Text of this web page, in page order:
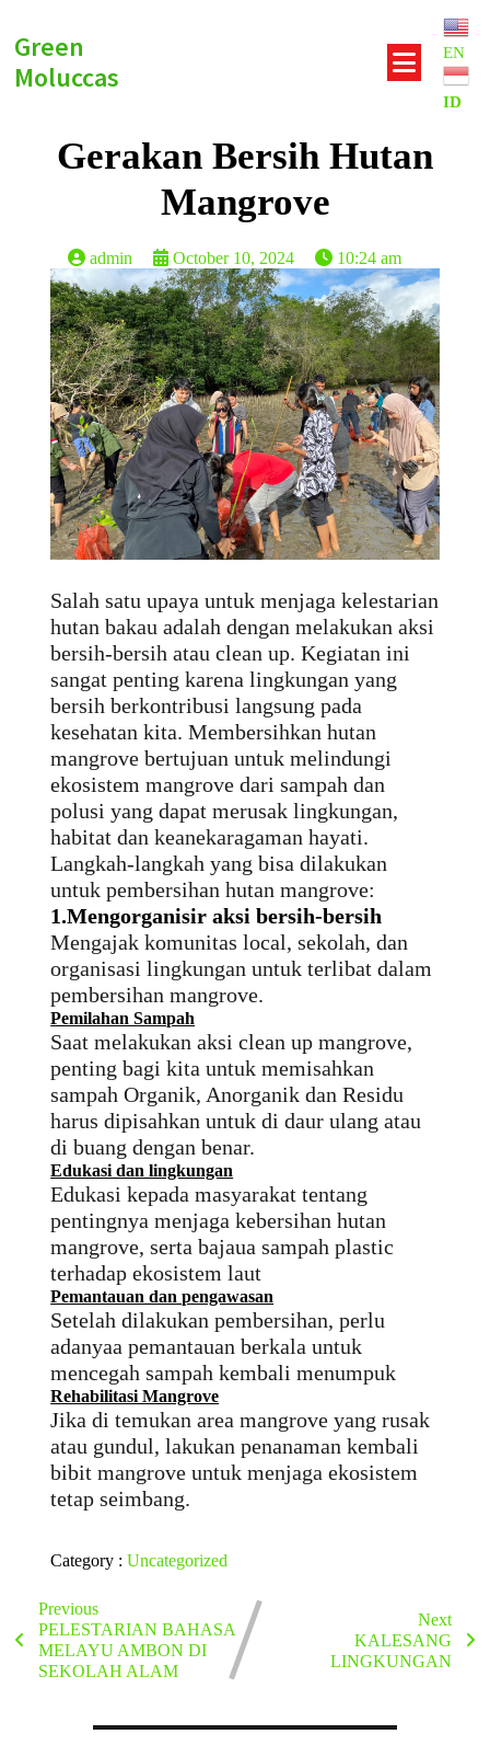
Green
Moluccas
EN
ID
Gerakan Bersih Hutan
Mangrove
admin October 10, 2024 10:24 am
Salah satu upaya untuk menjaga kelestarian
hutan bakau adalah dengan melakukan aksi
bersih-bersih atauclean up. Kegiatan ini
sangat penting karena lingkungan yang
bersih berkontribusi langsung pada
kesehatan kita. Membersihkan hutan
mangrove bertujuan untuk melindungi
ekosistem mangrove dari sampah dan
polusi yang dapat merusak lingkungan,
habitat dan keanekaragaman hayati.
Langkah-langkah yang bisa dilakukan
untuk pembersihan hutan mangrove:
1.Mengorganisir aksi bersih-bersih
Mengajak komunitas local, sekolah, dan
organisasi lingkungan untuk terlibat dalam
pembersihan mangrove.
Pemilahan Sampah
Saat melakukan aksi clean up mangrove,
penting bagi kita untuk memisahkan
sampah Organik, Anorganik dan Residu
harus dipisahkan untuk di daur ulang atau
di buang dengan benar.
Edukasi dan lingkungan
Edukasi kepada masyarakat tentang
pentingnya menjaga kebersihan hutan
mangrove, serta bajaua sampah plastic
terhadap ekosistem laut
Pemantauan dan pengawasan
Setelah dilakukan pembersihan, perlu
adanyaa pemantauan berkala untuk
mencegah sampah kembali menumpuk
Rehabilitasi Mangrove
Jika di temukan area mangrove yang rusak
atau gundul, lakukan penanaman kembali
bibit mangrove untuk menjaga ekosistem
tetap seimbang.
Category : Uncategorized
Previous
PELESTARIAN BAHASA
MELAYU AMBON DI
SEKOLAH ALAM
Next
KALESANG
LINGKUNGAN